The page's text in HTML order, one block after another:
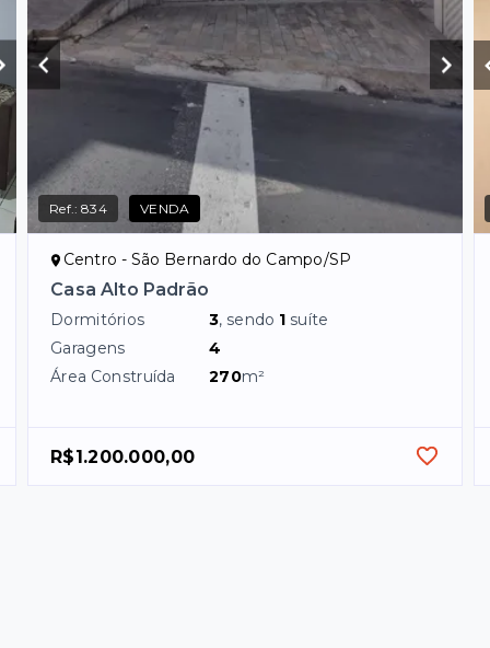
Ref.:834 VENDA
Centro - São Bernardo do Campo/SP
Casa Alto Padrão
Dormitórios 3, sendo 1 suíte
Garagens
4
Área Construída
270m²
R$1.200.000,00